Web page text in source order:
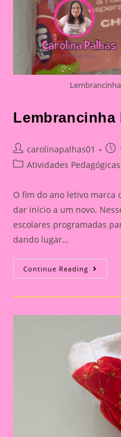
Lembrancinha
Post
author:
carolinapalhas01
PostAtividades Pedagógicas
O fim do ano letivo marca
dar início a um novo.
escolares programadas
dando lugar…
Continue Reading
Ho,